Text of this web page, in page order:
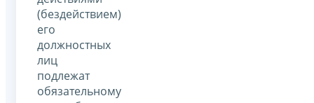
(бездействием)
его
должностных
лиц
подлежат
обязательному